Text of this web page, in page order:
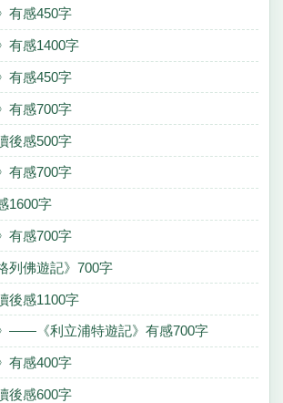
有感450字
有感1400字
有感450字
有感700字
後感500字
有感700字
1600字
有感700字
列佛遊記》700字
後感1100字
——《利立浦特遊記》有感700字
有感400字
後感600字